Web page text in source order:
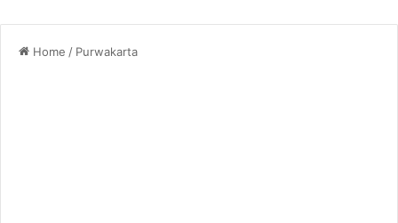
Home / Purwakarta